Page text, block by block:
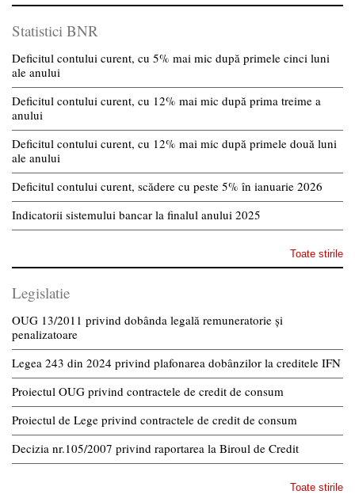
Statistici BNR
Deficitul contului curent, cu 5% mai mic după primele cinci luni
ale anului
Deficitul contului curent, cu 12% mai mic după prima treime a
anului
Deficitul contului curent, cu 12% mai mic după primele două luni
ale anului
Deficitul contului curent, scădere cu peste 5% în ianuarie 2026
Indicatorii sistemului bancar la finalul anului 2025
Toate stirile
Legislatie
OUG 13/2011 privind dobânda legală remuneratorie și
penalizatoare
Legea 243 din 2024 privind plafonarea dobânzilor la creditele IFN
Proiectul OUG privind contractele de credit de consum
Proiectul de Lege privind contractele de credit de consum
Decizia nr.105/2007 privind raportarea la Biroul de Credit
Toate stirile